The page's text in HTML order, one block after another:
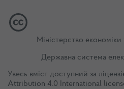
Міністерство економіки
Державна система
Увесь вміст доступний за
Attribution 4.0 International